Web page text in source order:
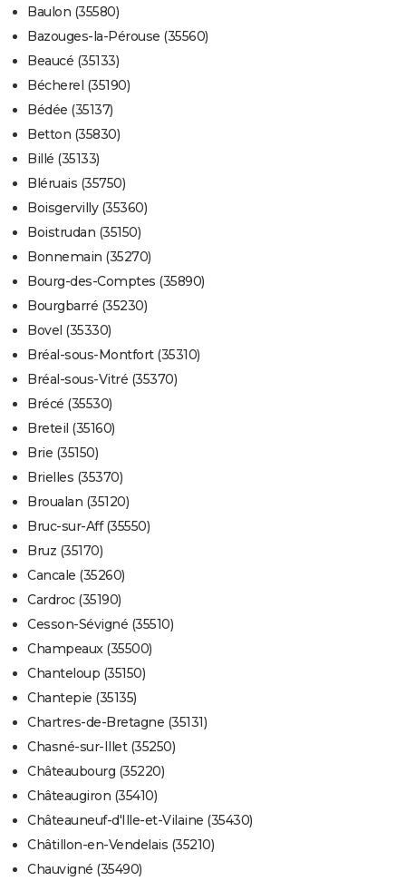
Baulon (35580)
Bazouges-la-Pérouse (35560)
Beaucé (35133)
Bécherel (35190)
Bédée (35137)
Betton (35830)
Billé (35133)
Bléruais (35750)
Boisgervilly (35360)
Boistrudan (35150)
Bonnemain (35270)
Bourg-des-Comptes (35890)
Bourgbarré (35230)
Bovel (35330)
Bréal-sous-Montfort (35310)
Bréal-sous-Vitré (35370)
Brécé (35530)
Breteil (35160)
Brie (35150)
Brielles (35370)
Broualan (35120)
Bruc-sur-Aff (35550)
Bruz (35170)
Cancale (35260)
Cardroc (35190)
Cesson-Sévigné (35510)
Champeaux (35500)
Chanteloup (35150)
Chantepie (35135)
Chartres-de-Bretagne (35131)
Chasné-sur-Illet (35250)
Châteaubourg (35220)
Châteaugiron (35410)
Châteauneuf-d'Ille-et-Vilaine (35430)
Châtillon-en-Vendelais (35210)
Chauvigné (35490)